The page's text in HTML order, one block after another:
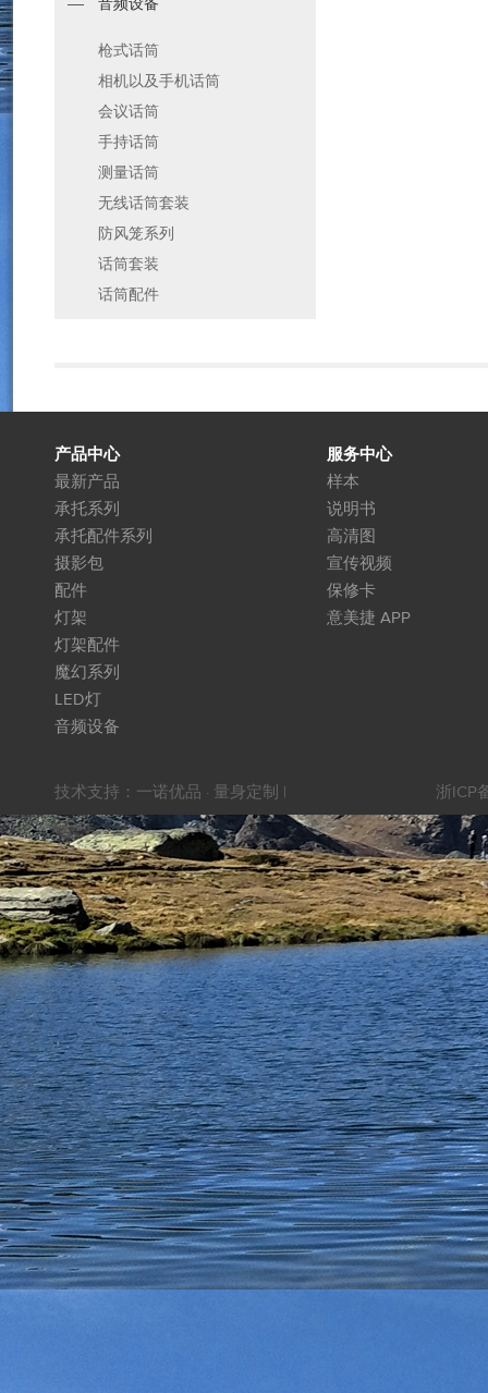
音频设备
枪式话筒
相机以及手机话筒
会议话筒
手持话筒
测量话筒
无线话筒套装
防风笼系列
话筒套装
话筒配件
产品中心
最新产品
承托系列
承托配件系列
摄影包
配件
灯架
灯架配件
魔幻系列
LED灯
音频设备
服务中心
样本
说明书
高清图
宣传视频
保修卡
意美捷 APP
技术支持： 一诺优品 · 量身定制 | 浙ICP